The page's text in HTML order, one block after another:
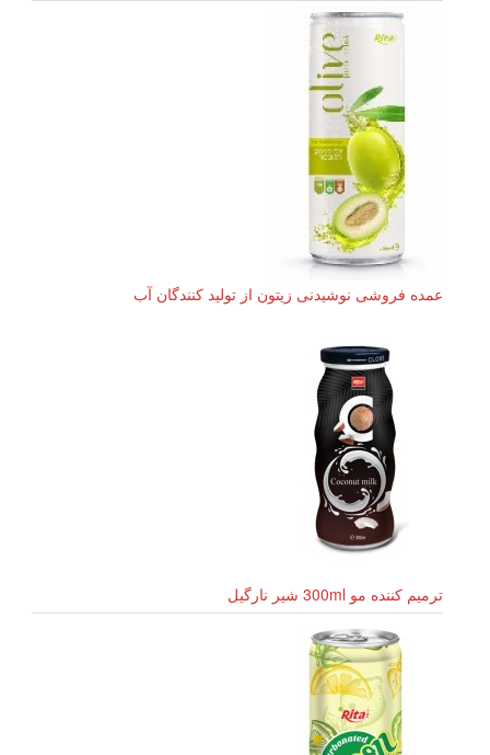
عمده فروشی نوشیدنی زیتون از تولید کنندگان آب
ترمیم کننده مو 300ml شیر نارگیل